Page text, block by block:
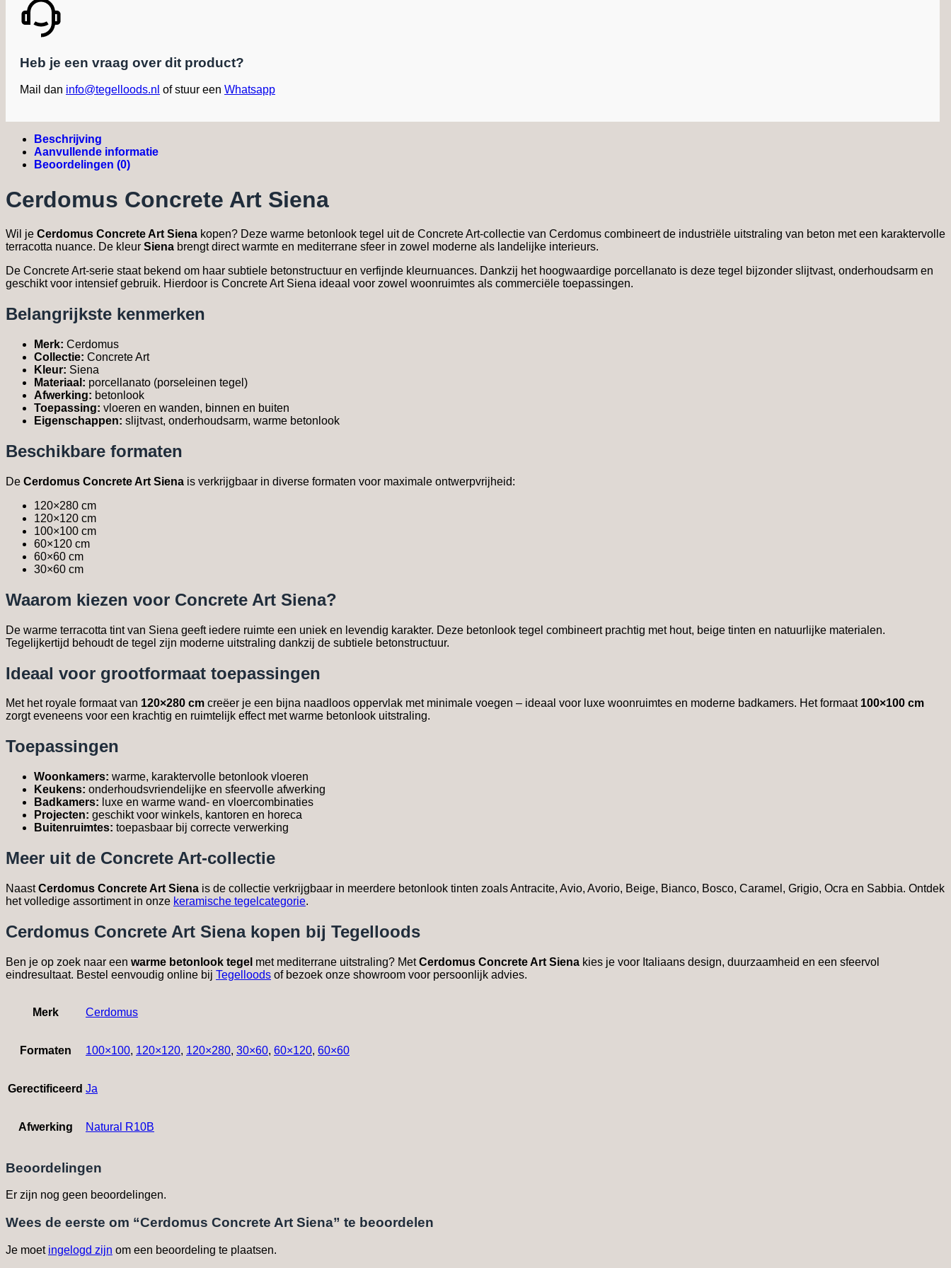
Heb je een vraag over dit product?
Mail dan info@tegelloods.nl of stuur een Whatsapp
Beschrijving
Aanvullende informatie
Beoordelingen (0)
Cerdomus Concrete Art Siena
Wil je Cerdomus Concrete Art Siena kopen? Deze warme betonlook tegel uit de Concrete Art-collectie van Cerdomus combineert de industriële uitstraling van beton met een karaktervolle
terracotta nuance. De kleur Siena brengt direct warmte en mediterrane sfeer in zowel moderne als landelijke interieurs.
De Concrete Art-serie staat bekend om haar subtiele betonstructuur en verfijnde kleurnuances. Dankzij het hoogwaardige porcellanato is deze tegel bijzonder slijtvast, onderhoudsarm en
geschikt voor intensief gebruik. Hierdoor is Concrete Art Siena ideaal voor zowel woonruimtes als commerciële toepassingen.
Belangrijkste kenmerken
Merk: Cerdomus
Collectie: Concrete Art
Kleur: Siena
Materiaal: porcellanato (porseleinen tegel)
Afwerking: betonlook
Toepassing: vloeren en wanden, binnen en buiten
Eigenschappen: slijtvast, onderhoudsarm, warme betonlook
Beschikbare formaten
De Cerdomus Concrete Art Siena is verkrijgbaar in diverse formaten voor maximale ontwerpvrijheid:
120×280 cm
120×120 cm
100×100 cm
60×120 cm
60×60 cm
30×60 cm
Waarom kiezen voor Concrete Art Siena?
De warme terracotta tint van Siena geeft iedere ruimte een uniek en levendig karakter. Deze betonlook tegel combineert prachtig met hout, beige tinten en natuurlijke materialen.
Tegelijkertijd behoudt de tegel zijn moderne uitstraling dankzij de subtiele betonstructuur.
Ideaal voor grootformaat toepassingen
Met het royale formaat van 120×280 cm creëer je een bijna naadloos oppervlak met minimale voegen – ideaal voor luxe woonruimtes en moderne badkamers. Het formaat 100×100 cm
zorgt eveneens voor een krachtig en ruimtelijk effect met warme betonlook uitstraling.
Toepassingen
Woonkamers: warme, karaktervolle betonlook vloeren
Keukens: onderhoudsvriendelijke en sfeervolle afwerking
Badkamers: luxe en warme wand- en vloercombinaties
Projecten: geschikt voor winkels, kantoren en horeca
Buitenruimtes: toepasbaar bij correcte verwerking
Meer uit de Concrete Art-collectie
NaastCerdomus Concrete Art Siena is de collectie verkrijgbaar in meerdere betonlook tinten zoals Antracite, Avio, Avorio, Beige, Bianco, Bosco, Caramel, Grigio, Ocra en Sabbia. Ontdek
het volledige assortiment in onze keramische tegelcategorie.
Cerdomus Concrete Art Siena kopen bij Tegelloods
Ben je op zoek naar een warme betonlook tegel met mediterrane uitstraling? MetCerdomus Concrete Art Siena kies je voor Italiaans design, duurzaamheid en een sfeervol
eindresultaat. Bestel eenvoudig online bij Tegelloods of bezoek onze showroom voor persoonlijk advies.
Merk Cerdomus
Formaten 100×100, 120×120, 120×280, 30×60, 60×120, 60×60
Gerectificeerd Ja
Afwerking Natural R10B
Beoordelingen
Er zijn nog geen beoordelingen.
Wees de eerste om “Cerdomus Concrete Art Siena” te beoordelen
Je moet ingelogd zijn om een beoordeling te plaatsen.